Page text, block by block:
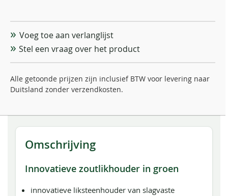
Voeg toe aan verlanglijst
Stel een vraag over het product
Alle getoonde prijzen zijn inclusief BTW voor levering naar
Duitsland zonder verzendkosten.
Omschrijving
Innovatieve zoutlikhouder in groen
innovatieve liksteenhouder van slagvaste